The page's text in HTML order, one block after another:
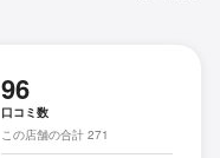
96
口コミ数
この店舗の合計 271